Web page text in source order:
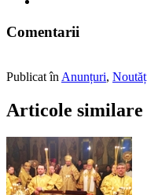
Comentarii
Publicat în Anunțuri,
Articole similare